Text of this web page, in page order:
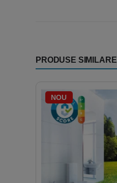
PRODUSE SIMILARE
NOU